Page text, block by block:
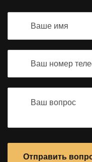
Отправить